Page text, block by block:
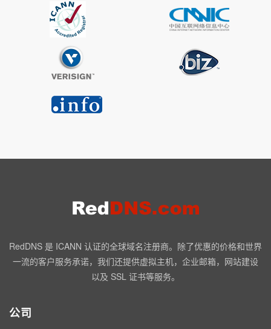
RedDNS 是 ICANN 认证的全球域名注册商。除了优惠的价格和世界
一流的客户服务承诺，我们还提供虚拟主机，企业邮箱，网站建设
以及 SSL 证书等服务。
公司